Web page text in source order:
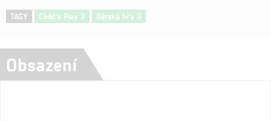
TAGY Child's Play 3 Dětská hra 3
Obsazení